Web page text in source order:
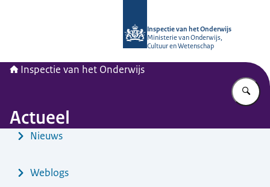
Inspectie van het Onderwijs
Ministerie van Onderwijs,
Cultuur en Wetenschap
Inspectie van het Onderwijs
Actueel
MenuNieuws
Weblogs